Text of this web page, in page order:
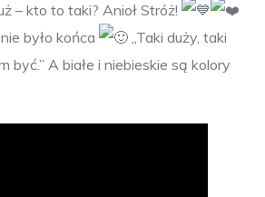
– kto to taki? Anioł Stróż!
było końca
,,Taki duży, taki
być.” A białe i niebieskie są kolory